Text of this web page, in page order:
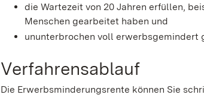
die Wartezeit von 20 Jahren erfüllen,
Menschen gearbeitet haben und
ununterbrochen voll erwerbsgemindert
Verfahrensablauf
Die Erwerbsminderungsrente können Sie